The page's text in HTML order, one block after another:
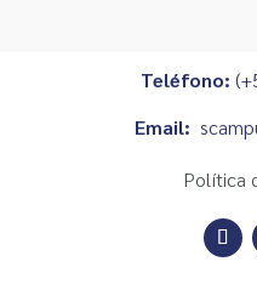
Teléfono:
Email:
Política